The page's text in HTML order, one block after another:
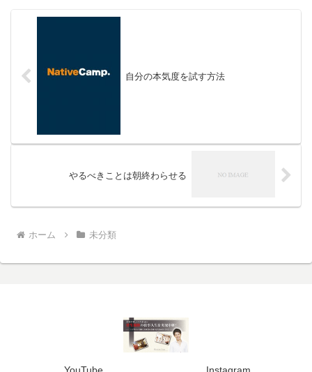
自分の本気度を試す方法
やるべきことは朝終わらせる
ホーム 未分類